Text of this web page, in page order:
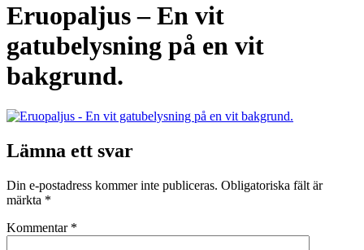
Eruopaljus – En vit
gatubelysning på en vit
bakgrund.
Lämna ett svar
Din e-postadress kommer inte publiceras. Obligatoriska fält är
märkta *
Kommentar *